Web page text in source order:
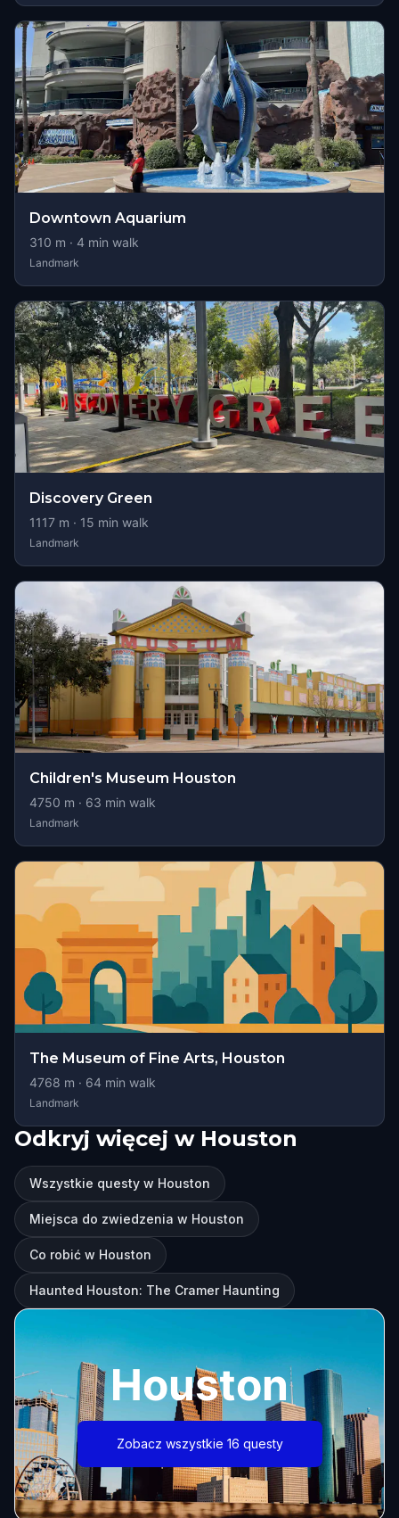
Downtown Aquarium
310 m · 4 min walk
Landmark
Discovery Green
1117 m · 15 min walk
Landmark
Children's Museum Houston
4750 m · 63 min walk
Landmark
The Museum of Fine Arts, Houston
4768 m · 64 min walk
Landmark
Odkryj więcej w Houston
Wszystkie questy w Houston
Miejsca do zwiedzenia w Houston
Co robić w Houston
Haunted Houston: The Cramer Haunting
Houston
Zobacz wszystkie 16 questy